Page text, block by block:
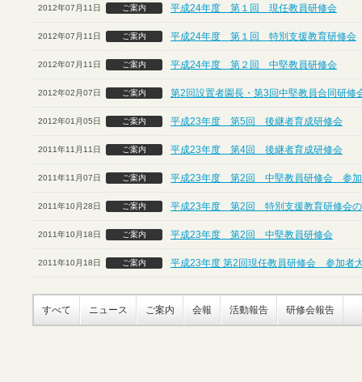
2012年07月11日 ご案内 平成24年度 第１回 現任教員研修会
2012年07月11日 ご案内 平成24年度 第１回 特別支援教育研修会
2012年07月11日 ご案内 平成24年度 第２回 中堅教員研修会
2012年02月07日 ご案内 第2回設置者園長・第3回中堅教員合同研修
2012年01月05日 ご案内 平成23年度 第5回 後継者育成研修会
2011年11月11日 ご案内 平成23年度 第4回 後継者育成研修会
2011年11月07日 ご案内 平成23年度 第2回 中堅教員研修会 参加
2011年10月28日 ご案内 平成23年度 第2回 特別支援教育研修会
2011年10月18日 ご案内 平成23年度 第2回 中堅教員研修会
2011年10月18日 ご案内 平成23年度 第2回現任教員研修会 参加者
すべて ニュース ご案内 会報 活動報告 研修会報告